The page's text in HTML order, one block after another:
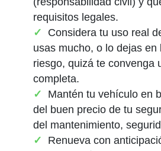
requisitos legales.
Considera tu uso real
usas mucho, o lo dejas
riesgo, quizá te convenga
completa.
Mantén tu vehículo en
del buen precio de tu
del mantenimiento,
Renueva con